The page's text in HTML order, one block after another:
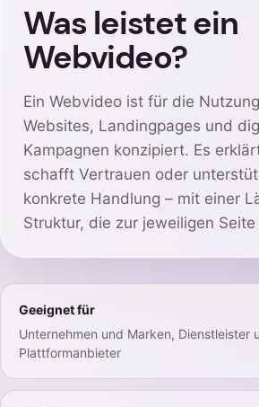
Was leistet ein
Webvideo?
Ein Webvideo ist für die
Websites, Landingpages und
Kampagnen konzipiert. Es
schafft Vertrauen oder
konkrete Handlung – mit einer
Struktur, die zur jeweiligen
Geeignet für
Unternehmen und Marken, Dienstleister
Plattformanbieter